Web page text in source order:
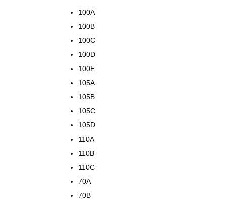
100A
100B
100C
100D
100E
105A
105B
105C
105D
110A
110B
110C
70A
70B